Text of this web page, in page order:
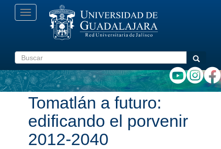
Pasar
Toggle
navigation
Buscar Buscar
Tomatlán a futuro:
edificando el porvenir
2012-2040